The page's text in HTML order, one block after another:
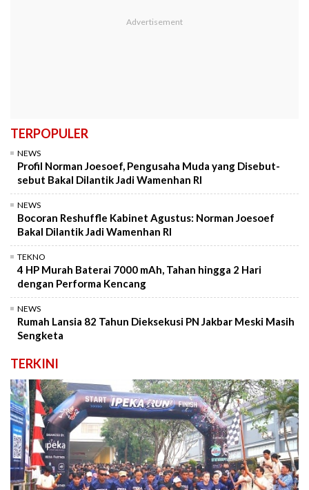
TERPOPULER
NEWS
Profil Norman Joesoef, Pengusaha Muda yang Disebut-
sebut Bakal Dilantik Jadi Wamenhan RI
NEWS
Bocoran Reshuffle Kabinet Agustus: Norman Joesoef
Bakal Dilantik Jadi Wamenhan RI
TEKNO
4 HP Murah Baterai 7000 mAh, Tahan hingga 2 Hari
dengan Performa Kencang
NEWS
Rumah Lansia 82 Tahun Dieksekusi PN Jakbar Meski Masih
Sengketa
TERKINI